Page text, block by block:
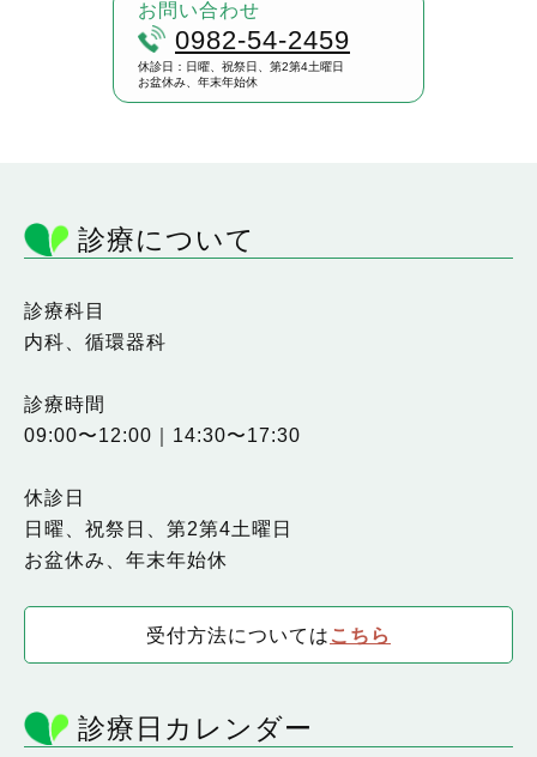
お問い合わせ
0982-54-2459
休診日：日曜、祝祭日、第2第4土曜日
お盆休み、年末年始休
診療について
診療科目
内科、循環器科
診療時間
09:00〜12:00｜14:30〜17:30
休診日
日曜、祝祭日、第2第4土曜日
お盆休み、年末年始休
受付方法については こちら
診療日カレンダー